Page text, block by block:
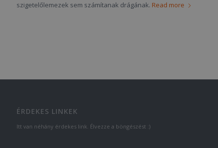
szigetelőlemezek sem számítanak drágának. Read more
ÉRDEKES LINKEK
Itt van néhány érdekes link. Élvezze a böngészést :)